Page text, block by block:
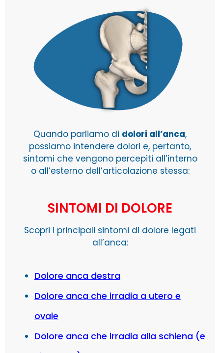
Quando parliamo di dolori all’anca,
possiamo intendere dolori e, pertanto,
sintomi che vengono percepiti all’interno
o all’esterno dell’articolazione stessa:
SINTOMI DI DOLORE
Scopri i principali sintomi di dolore legati
all’anca:
Dolore anca destra
Dolore anca che irradia a utero e
ovaie
Dolore anca che irradia alla schiena (e